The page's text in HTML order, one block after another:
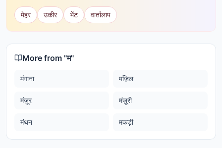
मेहर उकीर भेंट वार्तालाप
More from "म"
मंगाना मंज़िल
मंज़ूर मंज़ूरी
मंथन मकड़ी